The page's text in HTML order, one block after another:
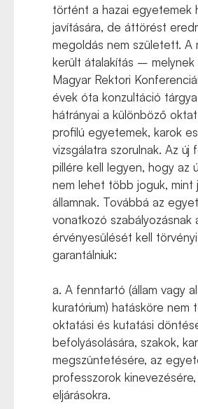
történt a hazai egyetemek
javítására, de áttörést
megoldás nem született. A
került átalakítás – melynek
Magyar Rektori
évek óta konzultáció
hátrányai a különböző
profilú egyetemek, karok
vizsgálatra szorulnak. Az új
pillére kell legyen, hogy az
nem lehet több joguk, mint
államnak. Továbbá az
vonatkozó szabályozásnak
érvényesülését kell
garantálniuk:
a. A fenntartó (állam vagy
kuratórium) hatásköre nem
oktatási és kutatási
befolyásolására, szakok,
megszüntetésére, az
professzorok
eljárásokra.